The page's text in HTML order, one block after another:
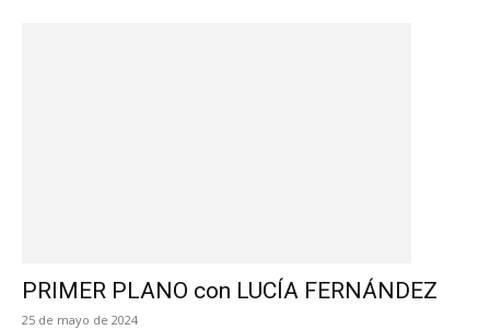
PRIMER PLANO con LUCÍA FERNÁNDEZ
25 de mayo de 2024